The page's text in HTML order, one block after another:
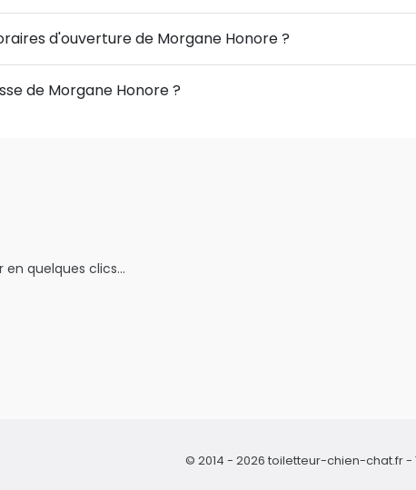
d'ouverture de Morgane Honore ?
de Morgane Honore ?
quelques clics…
© 2014 - 2026 toiletteur-chien-chat.fr -